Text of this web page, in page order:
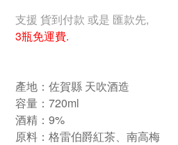
支援 貨到付款 或是 匯款先,
3瓶免運費.
產地：佐賀縣 天吹酒造
容量：720ml
酒精：9%
原料：格雷伯爵紅茶、南高梅